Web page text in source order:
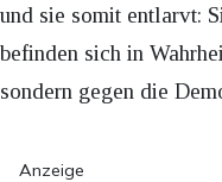
und sie somit entlarvt:
befinden sich in
sondern gegen die
Anzeige